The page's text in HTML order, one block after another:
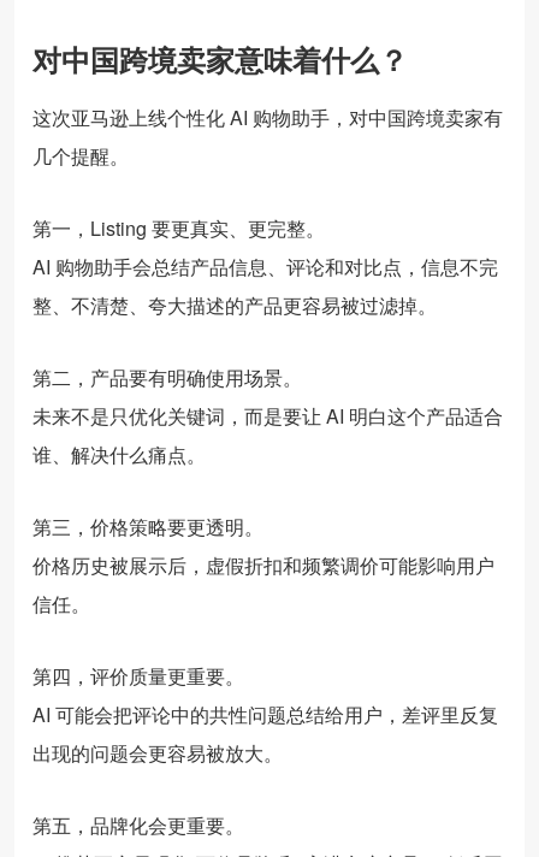
对中国跨境卖家意味着什么？
这次亚马逊上线个性化 AI 购物助手，对中国跨境卖家有
几个提醒。
第一，Listing 要更真实、更完整。
AI 购物助手会总结产品信息、评论和对比点，信息不完
整、不清楚、夸大描述的产品更容易被过滤掉。
第二，产品要有明确使用场景。
未来不是只优化关键词，而是要让 AI 明白这个产品适合
谁、解决什么痛点。
第三，价格策略要更透明。
价格历史被展示后，虚假折扣和频繁调价可能影响用户
信任。
第四，评价质量更重要。
AI 可能会把评论中的共性问题总结给用户，差评里反复
出现的问题会更容易被放大。
第五，品牌化会更重要。